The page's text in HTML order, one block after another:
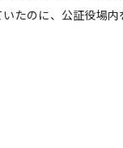
たのに、公証役場内